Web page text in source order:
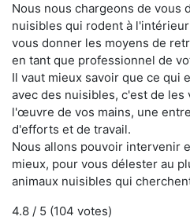
Nous nous chargeons de vous
nuisibles qui rodent à
vous donner les moyens de
en tant que professionnel de
Il vaut mieux savoir que ce qui
avec des nuisibles, c'est de les
l'œuvre de vos mains, une
d'efforts et de travail.
Nous allons pouvoir intervenir
mieux, pour vous délester au
animaux nuisibles qui
4.8 / 5 (104 votes)